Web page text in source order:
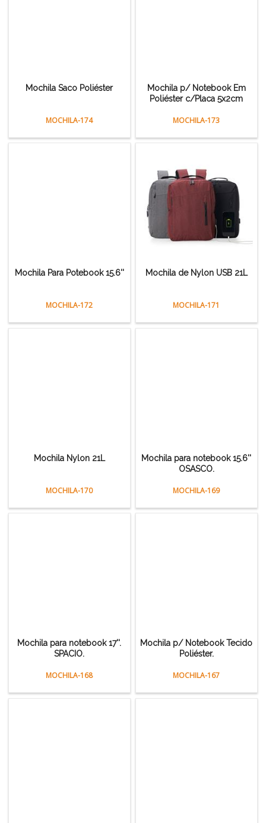
Mochila Saco Poliéster
MOCHILA-174
Mochila p/ Notebook Em
Poliéster c/Placa 5x2cm
MOCHILA-173
Mochila Para Potebook 15.6''
MOCHILA-172
Mochila de Nylon USB 21L
MOCHILA-171
Mochila Nylon 21L
MOCHILA-170
Mochila para notebook 15.6''
OSASCO.
MOCHILA-169
Mochila para notebook 17''.
SPACIO.
MOCHILA-168
Mochila p/ Notebook Tecido
Poliéster.
MOCHILA-167